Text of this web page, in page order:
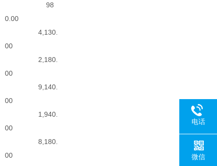
98
0.00
4,130.
00
2,180.
00
9,140.
00
1,940.
00
8,180.
00
电话
微信